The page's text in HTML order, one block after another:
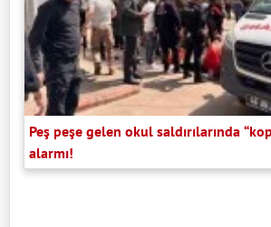
Peş peşe gelen okul saldırılarında
alarmı!